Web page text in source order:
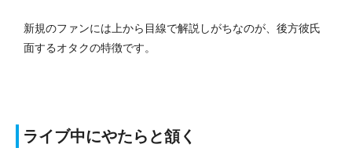
新規のファンには上から目線で解説しがちなのが、後方彼氏
面するオタクの特徴です。
ライブ中にやたらと頷く